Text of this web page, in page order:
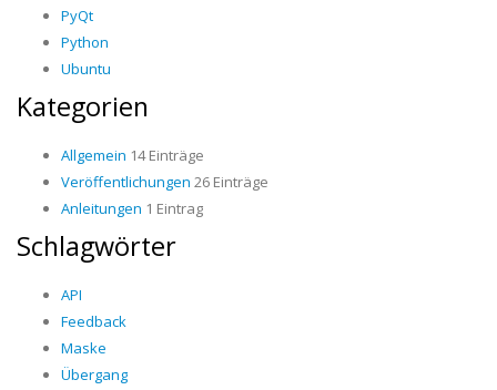
PyQt
Python
Ubuntu
Kategorien
Allgemein 14 Einträge
Veröffentlichungen 26 Einträge
Anleitungen 1 Eintrag
Schlagwörter
API
Feedback
Maske
Übergang